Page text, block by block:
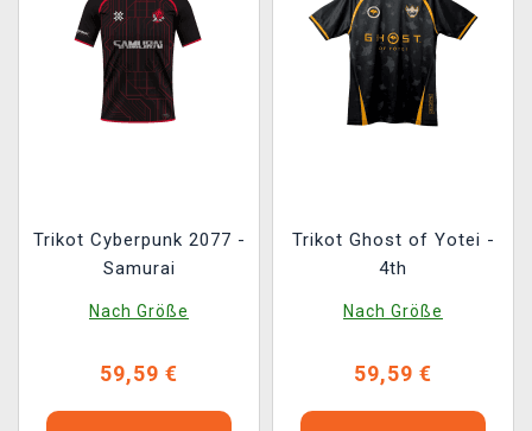
Trikot Cyberpunk 2077 -
Samurai
Nach Größe
59,59 €
Trikot Ghost of Yotei -
4th
Nach Größe
59,59 €